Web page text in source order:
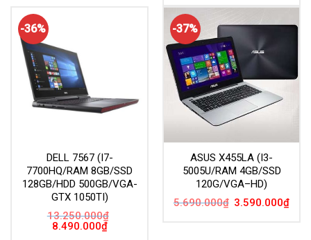
7.790.000₫.
-36%
DELL 7567 (I7-
7700HQ/RAM 8GB/SSD
128GB/HDD 500GB/VGA-
GTX 1050TI)
13.250.000₫
Giá
8.490.000₫Giá
hiện
-37%
ASUS X455LA (I3-
5005U/RAM 4GB/SSD
120G/VGA–HD)
5.690.000₫ Giá
3.590.000₫Giá